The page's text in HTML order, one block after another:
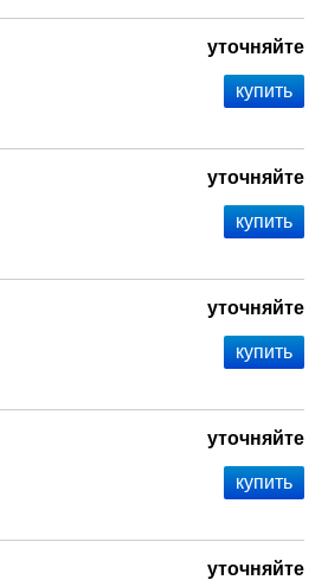
уточняйте
уточняйте
уточняйте
уточняйте
уточняйте